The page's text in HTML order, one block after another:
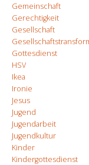
Gemeinschaft
Gerechtigkeit
Gesellschaft
Gottesdienst
HSV
Ikea
Ironie
Jesus
Jugend
Jugendarbeit
Jugendkultur
Kinder
Kindergottesdienst